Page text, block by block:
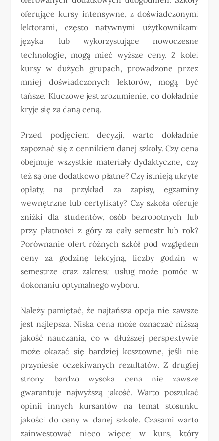
oferujące kursy intensywne, z doświadczonymi
lektorami, często natywnymi użytkownikami
języka, lub wykorzystujące nowoczesne
technologie, mogą mieć wyższe ceny. Z kolei
kursy w dużych grupach, prowadzone przez
mniej doświadczonych lektorów, mogą być
tańsze. Kluczowe jest zrozumienie, co dokładnie
kryje się za daną ceną.
Przed podjęciem decyzji, warto dokładnie
zapoznać się z cennikiem danej szkoły. Czy cena
obejmuje wszystkie materiały dydaktyczne, czy
też są one dodatkowo płatne? Czy istnieją ukryte
opłaty, na przykład za zapisy, egzaminy
wewnętrzne lub certyfikaty? Czy szkoła oferuje
zniżki dla studentów, osób bezrobotnych lub
przy płatności z góry za cały semestr lub rok?
Porównanie ofert różnych szkół pod względem
ceny za godzinę lekcyjną, liczby godzin w
semestrze oraz zakresu usług może pomóc w
dokonaniu optymalnego wyboru.
Należy pamiętać, że najtańsza opcja nie zawsze
jest najlepsza. Niska cena może oznaczać niższą
jakość nauczania, co w dłuższej perspektywie
może okazać się bardziej kosztowne, jeśli nie
przyniesie oczekiwanych rezultatów. Z drugiej
strony, bardzo wysoka cena nie zawsze
gwarantuje najwyższą jakość. Warto poszukać
opinii innych kursantów na temat stosunku
jakości do ceny w danej szkole. Czasami warto
zainwestować nieco więcej w kurs, który